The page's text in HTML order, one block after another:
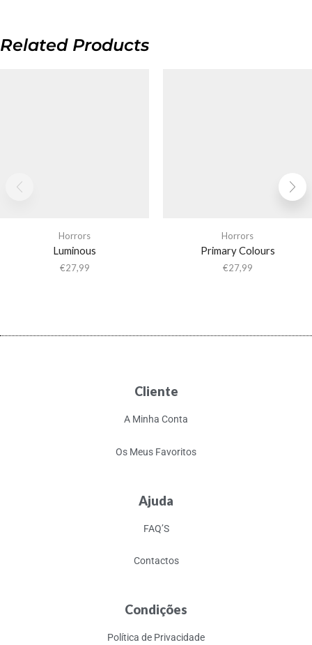
Related Products
Horrors
Luminous
€27,99
Horrors
Primary Colours
€27,99
Cliente
A Minha Conta
Os Meus Favoritos
Ajuda
FAQ’S
Contactos
Condições
Política de Privacidade